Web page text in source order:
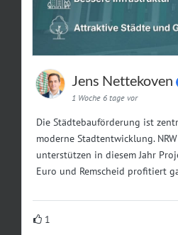
Jens Nettekoven
1 Woche 6 tage vor
Die Städtebauförderung ist
moderne Stadtentwicklung.
unterstützen in diesem Jahr
Euro und Remscheid profitiert
1